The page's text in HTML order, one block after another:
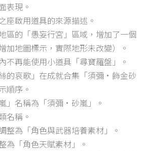
表現。
座啟用道具的來源描述。
區的「愚妄行宮」區域，增加了一個
加地圖標示，實際地形未改變）。
不再能使用小道具「尋寶羅盤」。
的哀歌」在成就合集「須彌·飾金砂
順序。
」名稱為「須彌·砂嵐」。
名稱。
整為「角色與武器培養素材」。
為「角色天賦素材」。